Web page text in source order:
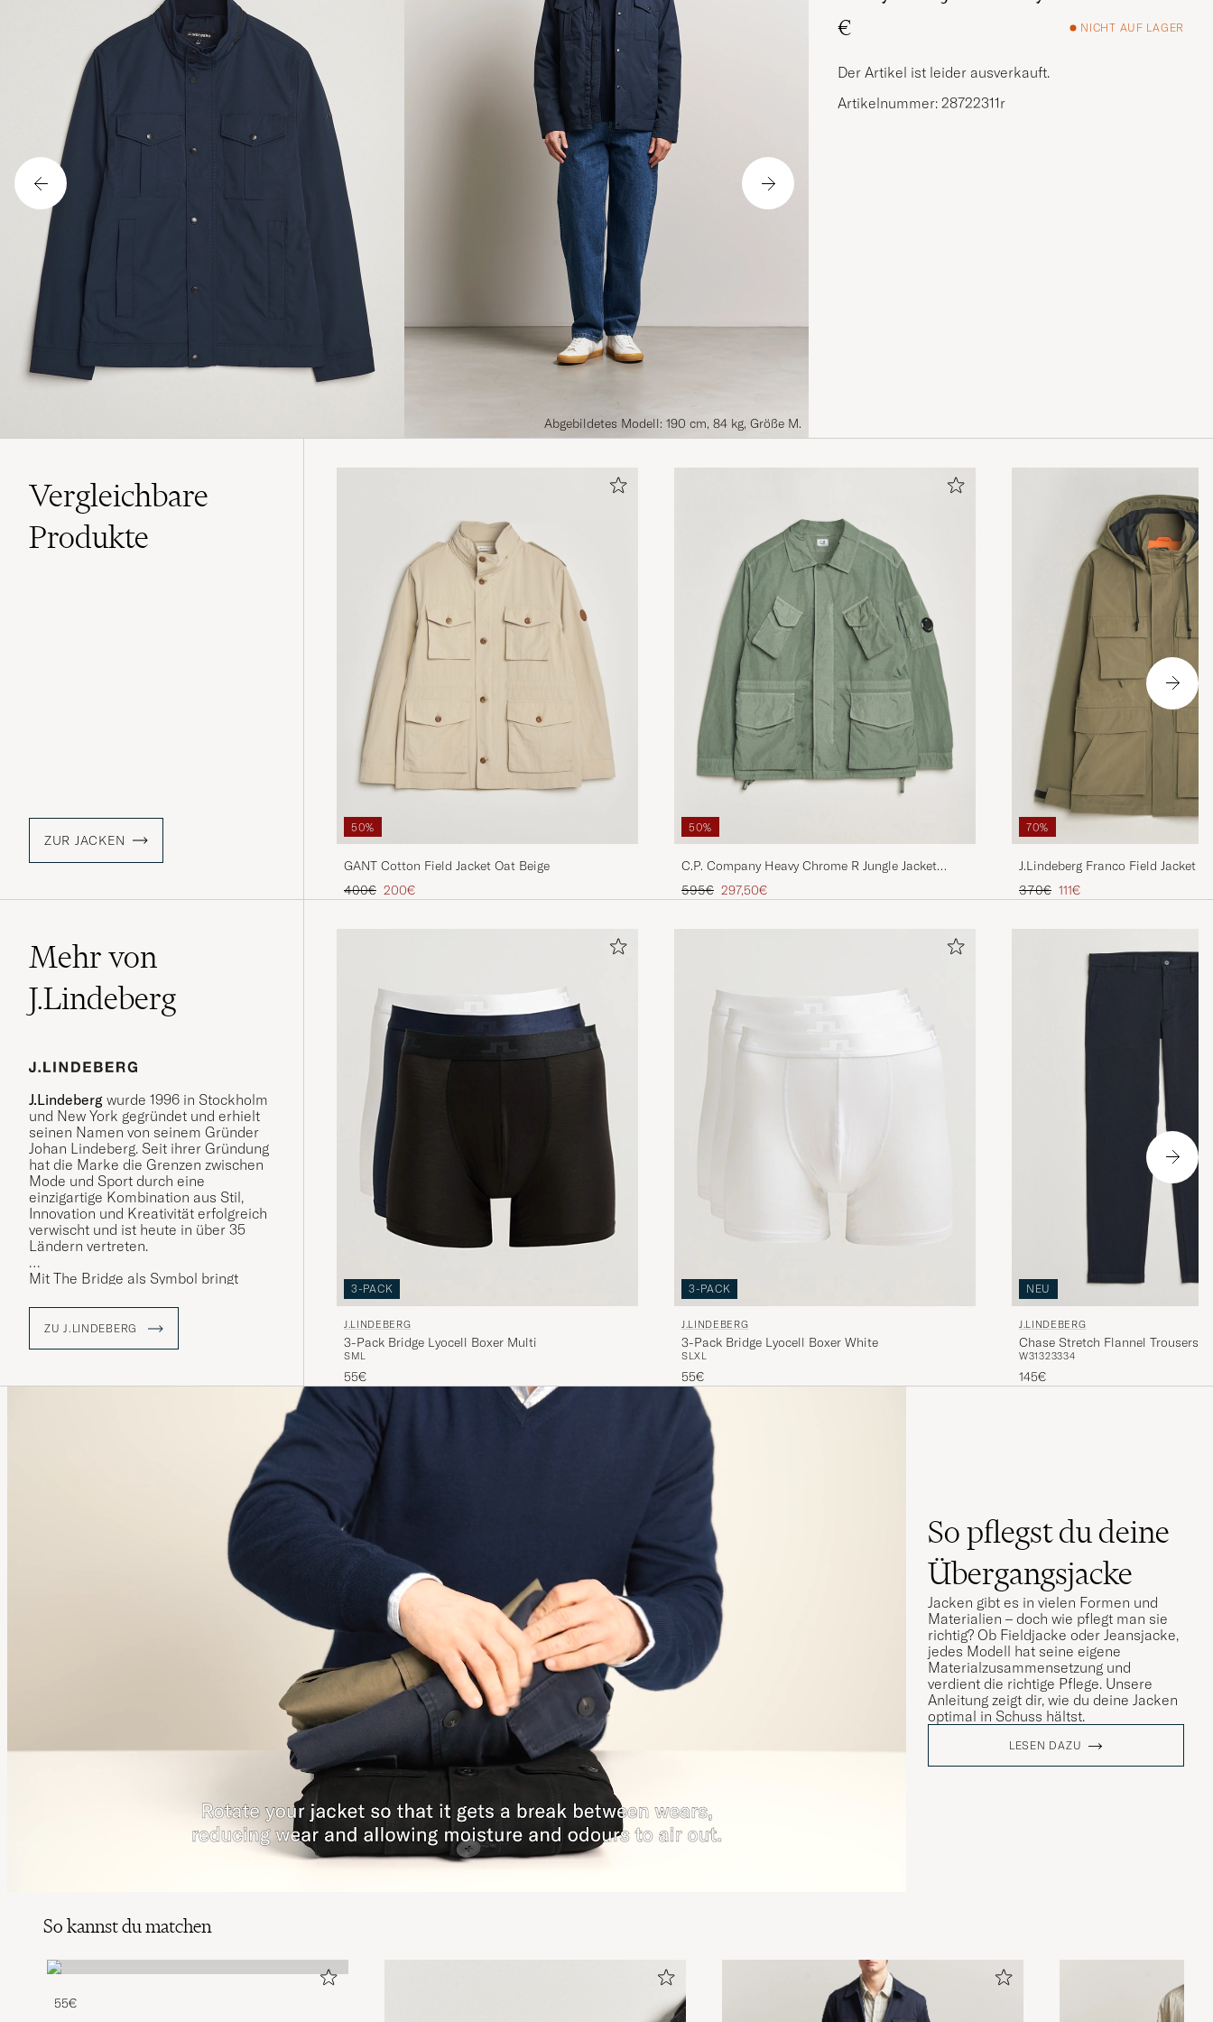
Abgebildetes Modell: 190 cm, 84 kg, Größe M.
€
NICHT AUF LAGER
Der Artikel ist leider ausverkauft.
Artikelnummer: 28722311r
Vergleichbare
Produkte
ZUR JACKEN
50%
GANT Cotton Field Jacket Oat Beige
Regulärer Preis
400€ Reduzierter Preis
200€
50%
C.P. Company Heavy Chrome R Jungle Jacket
Green
Regulärer Preis
595€ Reduzierter Preis
297,50€
70%
J.Lindeberg Franco Field Jacket
Regulärer Preis
370€ Reduzierter Preis
111€
Mehr von
J.Lindeberg
J.Lindeberg wurde 1996 in Stockholm
und New York gegründet und erhielt
seinen Namen von seinem Gründer
Johan Lindeberg. Seit ihrer Gründung
hat die Marke die Grenzen zwischen
Mode und Sport durch eine
einzigartige Kombination aus Stil,
Innovation und Kreativität erfolgreich
verwischt und ist heute in über 35
Ländern vertreten.
Mit The Bridge als Symbol bringt
zusammen, indem es
Kleidungsstücke kreiert, die für
Tradition auf Moderne trifft.
ZU J.LINDEBERG
3-PACK
J.LINDEBERG
3-Pack Bridge Lyocell Boxer Multi
SML
55€
3-PACK
J.LINDEBERG
3-Pack Bridge Lyocell Boxer White
SLXL
55€
NEU
J.LINDEBERG
Chase Stretch Flannel Trousers
W31323334
145€
So pflegst du deine
Übergangsjacke
Jacken gibt es in vielen Formen und
Materialien – doch wie pflegt man sie
richtig? Ob Fieldjacke oder Jeansjacke,
jedes Modell hat seine eigene
Materialzusammensetzung und
verdient die richtige Pflege. Unsere
Anleitung zeigt dir, wie du deine Jacken
optimal in Schuss hältst.
LESEN DAZU
So kannst du matchen
55€